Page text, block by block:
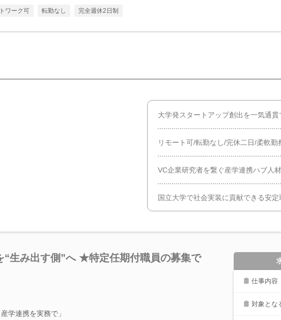
ワーク可 転勤なし 完全週休2日制
大学発スタートアップ創出を一気通
リモート可/転勤なし/完休二日/柔軟勤
VC企業研究者を繋ぐ産学連携ハブ人
国立大学で社会実装に貢献できる安定
“生み出す側”へ ★特定任期付職員の募集で
学連携を実務で」
仕事内容
対象とな